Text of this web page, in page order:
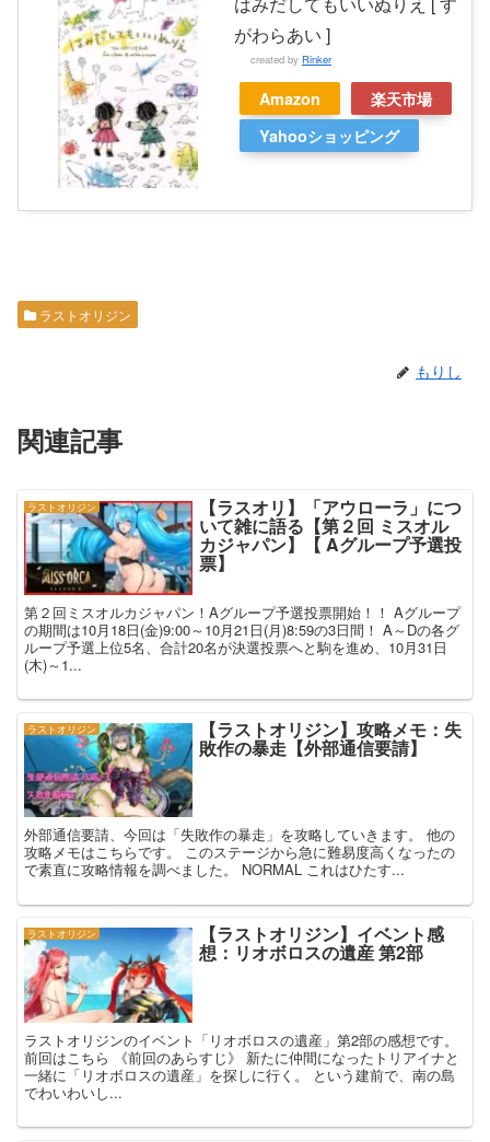
がわらあい ]
created by Rinker
Amazon
楽天市場
Yahooショッピング
ラストオリジン
もりし
関連記事
ラストオリジン 【ラスオリ】「アウローラ」につ
いて雑に語る【第２回 ミスオル
カジャパン】【 Aグループ予選投
票】
第２回ミスオルカジャパン！Aグループ予選投票開始！！ Aグループ
の期間は10月18日(金)9:00～10月21日(月)8:59の3日間！ A～Dの各グ
ループ予選上位5名、合計20名が決選投票へと駒を進め、10月31日
(木)～1...
ラストオリジン 【ラストオリジン】攻略メモ：失
敗作の暴走【外部通信要請】
外部通信要請、今回は「失敗作の暴走」を攻略していきます。 他の
攻略メモはこちらです。 このステージから急に難易度高くなったの
で素直に攻略情報を調べました。 NORMAL これはひたす...
ラストオリジン 【ラストオリジン】イベント感
想：リオボロスの遺産 第2部
ラストオリジンのイベント「リオボロスの遺産」第2部の感想です。
前回はこちら 《前回のあらすじ》 新たに仲間になったトリアイナと
一緒に「リオボロスの遺産」を探しに行く。 という建前で、南の島
でわいわいし...